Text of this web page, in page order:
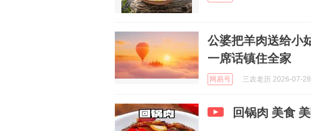
公婆把羊肉送给小
一席话镇住全家
网易号 三农老历 2026-07-28
回锅肉 美食